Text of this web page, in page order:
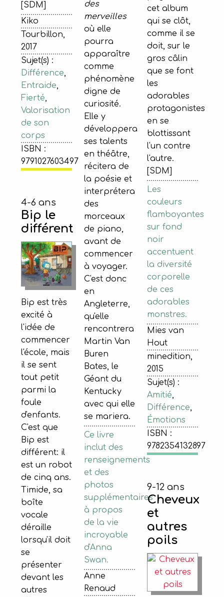
[SDM]
Kiko
Tourbillon,
2017
Sujet(s) :
Différence,
Entraide,
Fierté,
Valorisation
de son
corps
ISBN :
9791027603497
des
merveilles
où elle
pourra
apparaître
comme
phénomène
digne de
curiosité.
Elle y
développera
ses talents
en théâtre,
récitera de
la poésie et
interprétera
des
morceaux
de piano,
avant de
commencer
à voyager.
C'est donc
en
Angleterre,
qu'elle
rencontrera
Martin Van
Buren
Bates, le
Géant du
Kentucky
avec qui elle
se mariera.
Ce livre
inclut des
renseignements
et des
photos
supplémentaires
à propos
de la vie
incroyable
d'Anna
Swan.
Anne
Renaud
cet album
qui se clôt,
comme il se
doit, sur le
gros câlin
que se font
les
adorables
protagonistes
en se
blottissant
l'un contre
l'autre.
[SDM]
Les
couleurs
flamboyantes
sur fond
noir
accentuent
la diversité
corporelle
de ces
adorables
monstres.
Mies van
Hout
minedition,
2015
Sujet(s) :
Amitié,
Différence,
Émotions
ISBN :
9782354132897
4-6 ans
Bip le
différent
Bip est très
excité à
l'idée de
commencer
l'école, mais
il se sent
tout petit
parmi la
foule
d'enfants.
C'est que
Bip est
différent: il
est un robot
de cinq ans.
Timide, sa
boîte
vocale
déraille
lorsqu'il doit
se
présenter
devant les
autres
9-12 ans
Cheveux
et
autres
poils